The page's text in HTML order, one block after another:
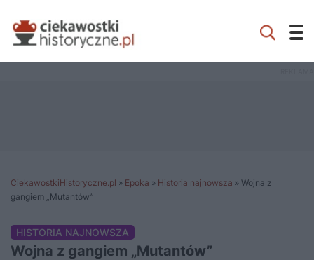
CiekawostkiHistoryczne.pl » Epoka » Historia najnowsza » Wojna z
gangiem „Mutantów”
HISTORIA NAJNOWSZA
Wojna z gangiem „Mutantów”